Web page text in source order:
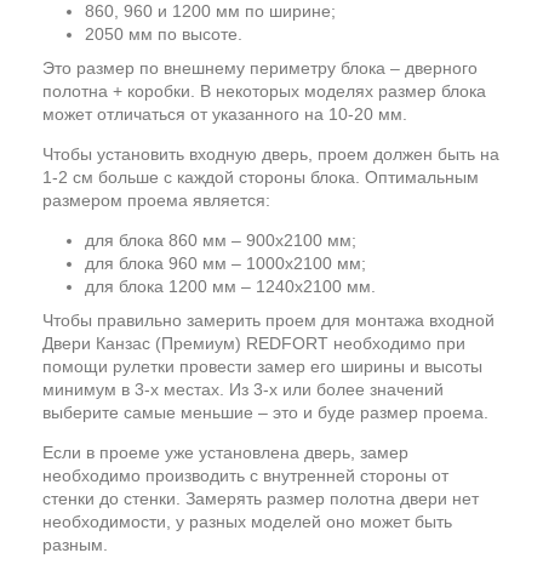
860, 960 и 1200 мм по ширине;
2050 мм по высоте.
Это размер по внешнему периметру блока – дверного
полотна + коробки. В некоторых моделях размер блока
может отличаться от указанного на 10-20 мм.
Чтобы установить входную дверь, проем должен быть на
1-2 см больше с каждой стороны блока. Оптимальным
размером проема является:
для блока 860 мм – 900х2100 мм;
для блока 960 мм – 1000х2100 мм;
для блока 1200 мм – 1240х2100 мм.
Чтобы правильно замерить проем для монтажа входной
Двери Канзас (Премиум) REDFORT необходимо при
помощи рулетки провести замер его ширины и высоты
минимум в 3-х местах. Из 3-х или более значений
выберите самые меньшие – это и буде размер проема.
Если в проеме уже установлена дверь, замер
необходимо производить с внутренней стороны от
стенки до стенки. Замерять размер полотна двери нет
необходимости, у разных моделей оно может быть
разным.